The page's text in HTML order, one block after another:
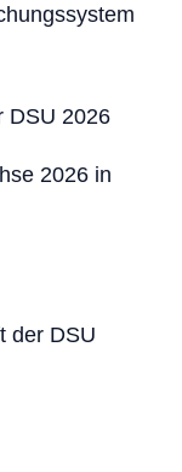
DSU 2026
2026 in
der DSU